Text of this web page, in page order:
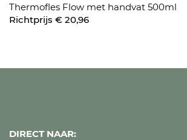
Thermofles Flow met handvat 500ml
Richtprijs € 20,96
DIRECT NAAR: